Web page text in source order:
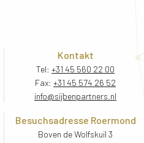
Kontakt
Tel: +31 45 560 22 00
Fax: +31 45 574 26 52
info@sijbenpartners.nl
Besuchsadresse Roermond
Boven de Wolfskuil 3